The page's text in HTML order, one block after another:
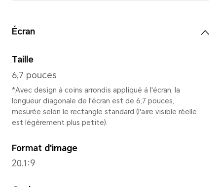
Dimensions et poids
Hauteur
161,05 mm
Largeur
74,55 mm